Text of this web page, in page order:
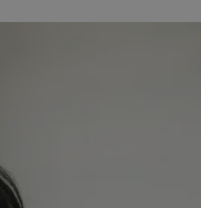
à l'œil. Comment